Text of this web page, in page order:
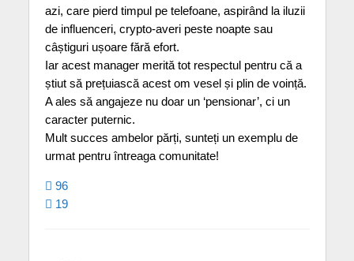
azi, care pierd timpul pe telefoane, aspirând la iluzii
de influenceri, crypto-averi peste noapte sau
câștiguri ușoare fără efort.
Iar acest manager merită tot respectul pentru că a
știut să prețuiască acest om vesel și plin de voință.
A ales să angajeze nu doar un ‘pensionar’, ci un
caracter puternic.
Mult succes ambelor părți, sunteți un exemplu de
urmat pentru întreaga comunitate!
96
19